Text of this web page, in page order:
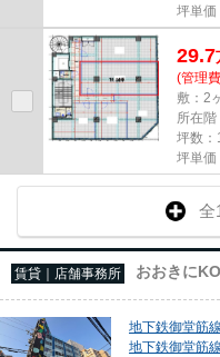
坪単価
29.7
(管理
敷：2
所在
坪数：
坪単価
全
賃貸｜店舗事務所 おおきに
地下鉄御堂筋線
地下鉄御堂筋線